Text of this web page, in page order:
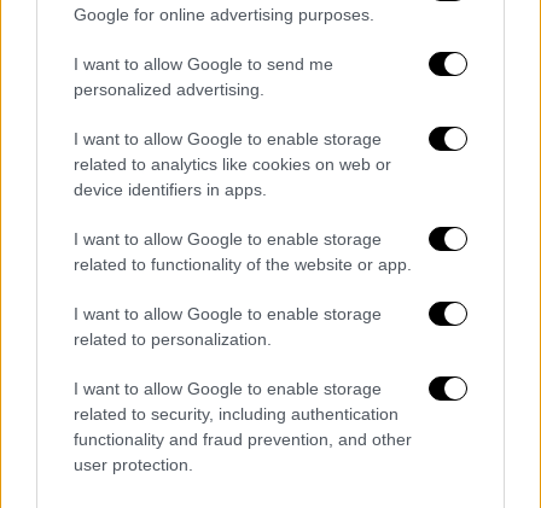
Google for online advertising purposes.
I want to allow Google to send me
personalized advertising.
I want to allow Google to enable storage
related to analytics like cookies on web or
device identifiers in apps.
I want to allow Google to enable storage
related to functionality of the website or app.
I want to allow Google to enable storage
related to personalization.
I want to allow Google to enable storage
related to security, including authentication
functionality and fraud prevention, and other
user protection.
Στη συνέχεια ο παρουσιαστής τη ρώτησε για
τα ερωτικά της: «Καμία σχέση με τη ζωή,
μόνο στα ερωτικά είμαι ζηλιάρα
μη το δεχτώ; Κι εμένα με ζηλέψανε. Η ζήλια
μπορεί να φτάσει σε σημεία τρομακτικά»
υπογράμμισε η ηθοποιός.